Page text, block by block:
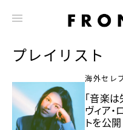
プレイリスト
海外セレ
「音楽
ヴィア
トを公開